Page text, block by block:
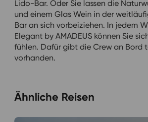
Lido-Bar. Oder Sie lassen die
und einem Glas Wein in der
Bar an sich vorbeiziehen. In jedem
Elegant by AMADEUS können Sie
fühlen. Dafür gibt die Crew an Bord
vorhanden.
Ähnliche Reisen